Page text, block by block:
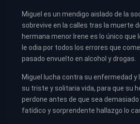
Miguel es un mendigo aislado de la
sobrevive en la calles tras la muerte
hermana menor Irene es lo único que
le odia por todos los errores que
pasado envuelto en alcohol y drogas.
Miguel lucha contra su enfermedad y
su triste y solitaria vida, para que su
perdone antes de que sea
fatídico y sorprendente hallazgo lo